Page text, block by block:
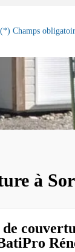
(*) Champs
à